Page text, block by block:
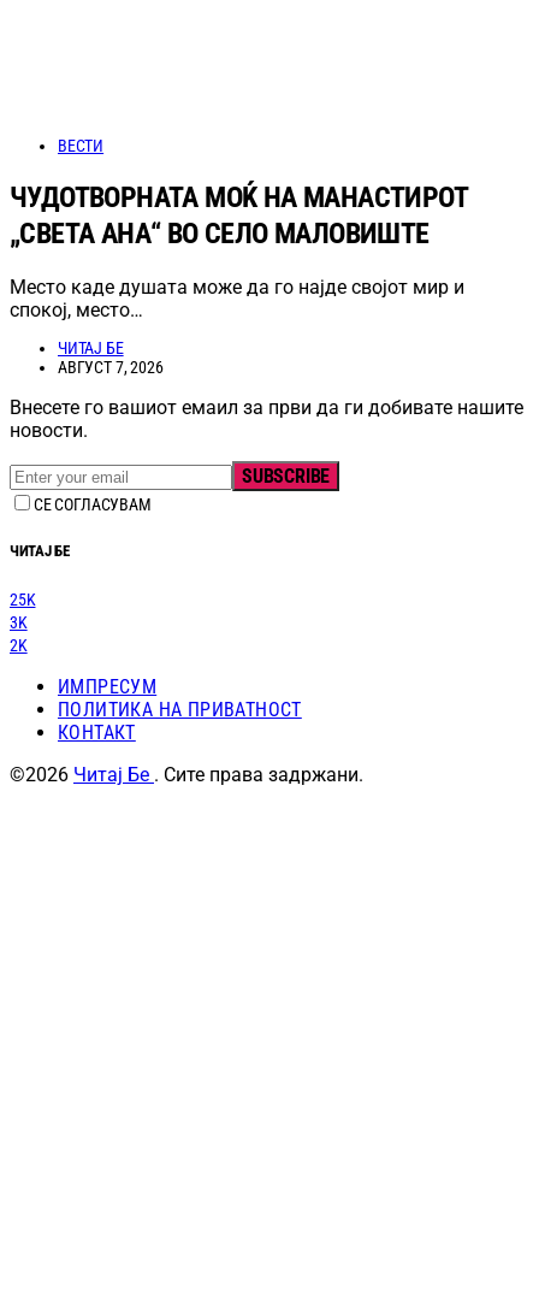
ВЕСТИ
ЧУДОТВОРНАТА МОЌ НА МАНАСТИРОТ
„СВЕТА АНА“ ВО СЕЛО МАЛОВИШТЕ
Место каде душата може да го најде својот мир и
спокој, место…
ЧИТАЈ БЕ
АВГУСТ 7, 2026
Внесете го вашиот емаил за први да ги добивате нашите
новости.
SUBSCRIBE
СЕ СОГЛАСУВАМ
ЧИТАЈ БЕ
25K
3K
2K
ИМПРЕСУМ
ПОЛИТИКА НА ПРИВАТНОСТ
КОНТАКТ
©2026 Читај Бе . Сите права задржани.